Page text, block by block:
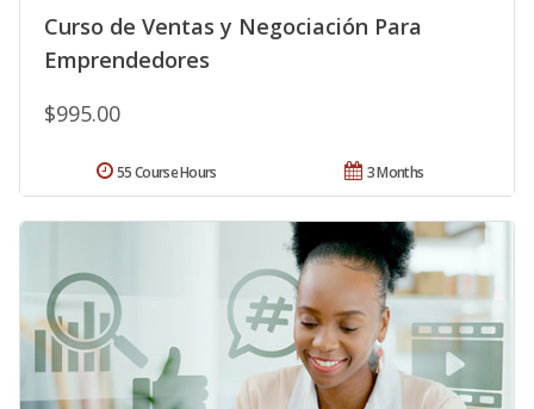
Curso de Ventas y Negociación Para
Emprendedores
$995.00
3 Months
55 Course Hours